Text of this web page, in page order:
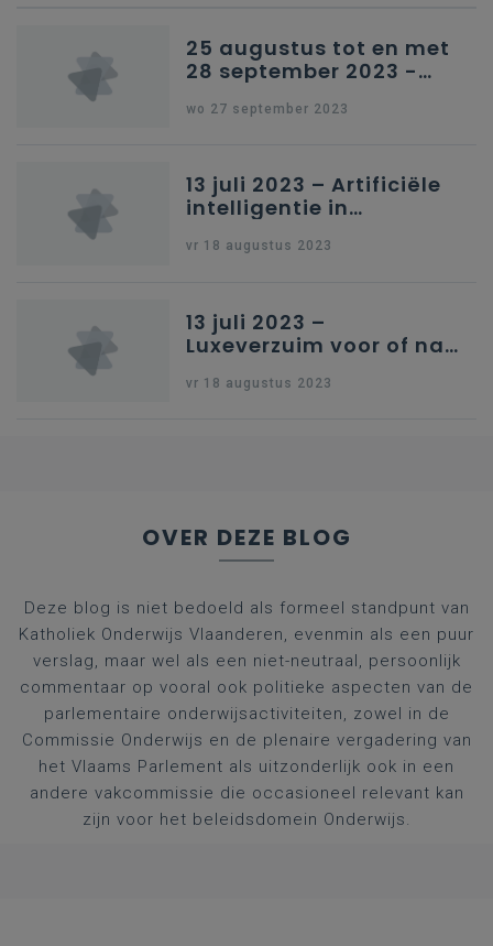
25 augustus tot en met
28 september 2023 -
wo 27 september 2023
13 juli 2023 – Artificiële
intelligentie in
vr 18 augustus 2023
13 juli 2023 –
Luxeverzuim voor of na
vr 18 augustus 2023
OVER DEZE BLOG
Deze blog is niet bedoeld als formeel standpunt van
Katholiek Onderwijs Vlaanderen, evenmin als een puur
verslag, maar wel als een niet-neutraal, persoonlijk
commentaar op vooral ook politieke aspecten van de
parlementaire onderwijsactiviteiten, zowel in de
Commissie Onderwijs en de plenaire vergadering van
het Vlaams Parlement als uitzonderlijk ook in een
andere vakcommissie die occasioneel relevant kan
zijn voor het beleidsdomein Onderwijs.